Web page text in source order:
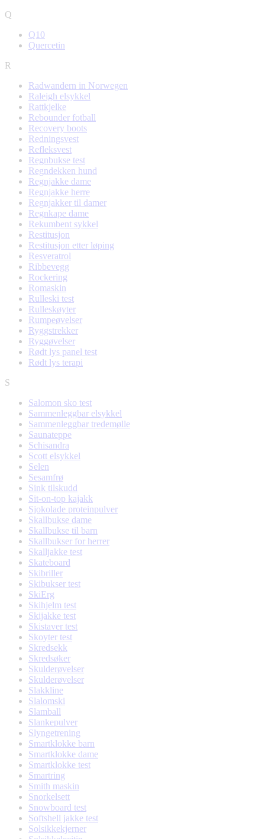
Q
Q10
Quercetin
R
Radwandern in Norwegen
Raleigh elsykkel
Rattkjelke
Rebounder fotball
Recovery boots
Redningsvest
Refleksvest
Regnbukse test
Regndekken hund
Regnjakke dame
Regnjakke herre
Regnjakker til damer
Regnkape dame
Rekumbent sykkel
Restitusjon
Restitusjon etter løping
Resveratrol
Ribbevegg
Rockering
Romaskin
Rulleski test
Rulleskøyter
Rumpeøvelser
Ryggstrekker
Ryggøvelser
Rødt lys panel test
Rødt lys terapi
S
Salomon sko test
Sammenleggbar elsykkel
Sammenleggbar tredemølle
Saunateppe
Schisandra
Scott elsykkel
Selen
Sesamfrø
Sink tilskudd
Sit-on-top kajakk
Sjokolade proteinpulver
Skallbukse dame
Skallbukse til barn
Skallbukser for herrer
Skalljakke test
Skateboard
Skibriller
Skibukser test
SkiErg
Skihjelm test
Skijakke test
Skistaver test
Skoyter test
Skredsekk
Skredsøker
Skulderøvelser
Skulderøvelser
Slakkline
Slalomski
Slamball
Slankepulver
Slyngetrening
Smartklokke barn
Smartklokke dame
Smartklokke test
Smartring
Smith maskin
Snorkelsett
Snowboard test
Softshell jakke test
Solsikkekjerner